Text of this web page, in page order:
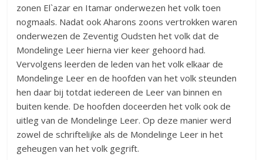
zonen El`azar en Itamar onderwezen het volk toen
nogmaals. Nadat ook Aharons zoons vertrokken waren
onderwezen de Zeventig Oudsten het volk dat de
Mondelinge Leer hierna vier keer gehoord had.
Vervolgens leerden de leden van het volk elkaar de
Mondelinge Leer en de hoofden van het volk steunden
hen daar bij totdat iedereen de Leer van binnen en
buiten kende. De hoofden doceerden het volk ook de
uitleg van de Mondelinge Leer. Op deze manier werd
zowel de schriftelijke als de Mondelinge Leer in het
geheugen van het volk gegrift.